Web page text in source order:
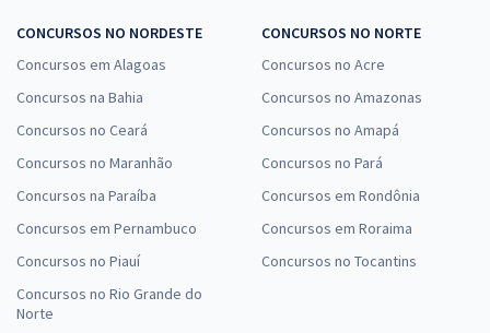
CONCURSOS NO NORDESTE
Concursos em Alagoas
Concursos na Bahia
Concursos no Ceará
Concursos no Maranhão
Concursos na Paraíba
Concursos em Pernambuco
Concursos no Piauí
Concursos no Rio Grande do
Norte
CONCURSOS NO NORTE
Concursos no Acre
Concursos no Amazonas
Concursos no Amapá
Concursos no Pará
Concursos em Rondônia
Concursos em Roraima
Concursos no Tocantins